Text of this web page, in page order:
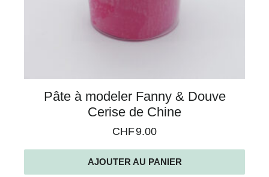
Pâte à modeler Fanny & Douve
Cerise de Chine
CHF9.00
AJOUTER AU PANIER